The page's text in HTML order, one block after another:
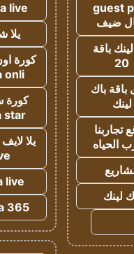
guest
ضيف
باقة
20
باقة باك
لينك
تجاربنا
الحياه
لينك
live
يلا
كورة
onli
كورة
star
live
365